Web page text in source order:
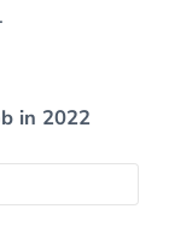
in 2022